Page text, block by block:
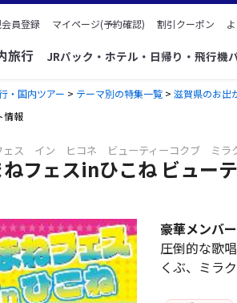
員登録 マイページ(予約確認) 割引クーポン
旅行 JRパック・ホテル・日帰り・飛行機
・国内ツアー > テーマ別の特集一覧 > 滋賀県のお出
情報
ェス イン ヒコネ ビューティーコクブ ミラ
ねフェスinひこね ビュ
豪華メンバ
圧倒的な歌
くぶ、ミラ